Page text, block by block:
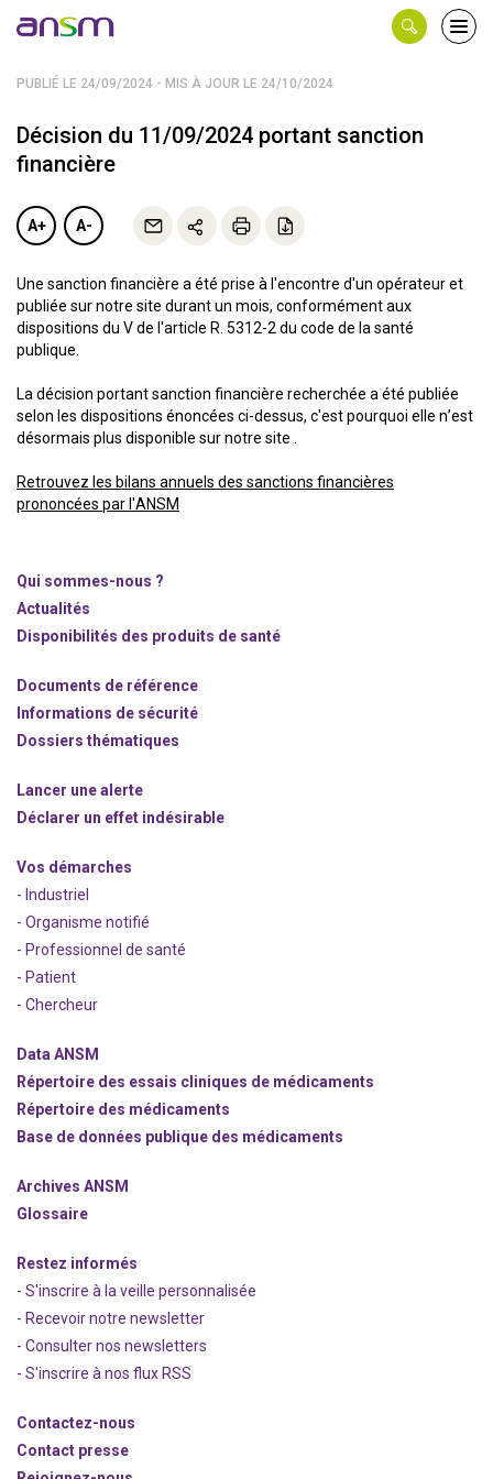
PUBLIÉ LE 24/09/2024 - MIS À JOUR LE 24/10/2024
Décision du 11/09/2024 portant sanction
financière
A+ A-
Une sanction financière a été prise à l'encontre d'un opérateur et
publiée sur notre site durant un mois, conformément aux
dispositions du V de l'article R. 5312-2 du code de la santé
publique.
La décision portant sanction financière recherchée a été publiée
selon les dispositions énoncées ci-dessus, c'est pourquoi elle n’est
désormais plus disponible sur notre site .
Retrouvez les bilans annuels des sanctions financières
prononcées par l'ANSM
Qui sommes-nous ?
Actualités
Disponibilités des produits de santé
Documents de référence
Informations de sécurité
Dossiers thématiques
Lancer une alerte
Déclarer un effet indésirable
Vos démarches
- Industriel
- Organisme notifié
- Professionnel de santé
- Patient
- Chercheur
Data ANSM
Répertoire des essais cliniques de médicaments
Répertoire des médicaments
Base de données publique des médicaments
Archives ANSM
Glossaire
Restez informés
- S'inscrire à la veille personnalisée
- Recevoir notre newsletter
- Consulter nos newsletters
- S'inscrire à nos flux RSS
Contactez-nous
Contact presse